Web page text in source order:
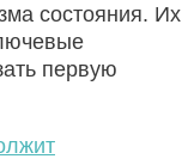
состояния. Их
первую